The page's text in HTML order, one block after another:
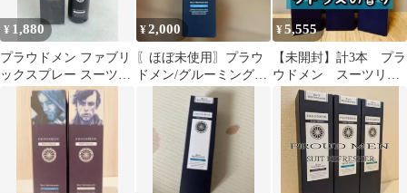
¥ 1,880
プラウドメン ファブリ
ックスプレー スーツリ
フレッシャーLO 200ml
... 6603230
4528620300875
¥2,000
〖ほぼ未使用〗プラウ
ドメン/グルーミングシ
トラス /スーツリフレッ
¥5,555
【未開封】計3本 プラ
ウドメン スーツリフ
レッシャー 200ml